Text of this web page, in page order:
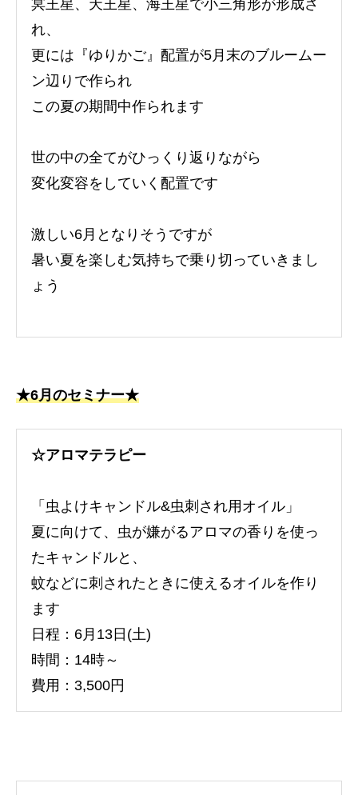
冥王星、天王星、海王星で小三角形が形成さ
れ、
更には『ゆりかご』配置が5月末のブルームー
ン辺りで作られ
この夏の期間中作られます
世の中の全てがひっくり返りながら
変化変容をしていく配置です
激しい6月となりそうですが
暑い夏を楽しむ気持ちで乗り切っていきまし
ょう
★6月のセミナー★
☆アロマテラピー
「虫よけキャンドル&虫刺され用オイル」
夏に向けて、虫が嫌がるアロマの香りを使っ
たキャンドルと、
蚊などに刺されたときに使えるオイルを作り
ます
日程：6月13日(土)
時間：14時～
費用：3,500円